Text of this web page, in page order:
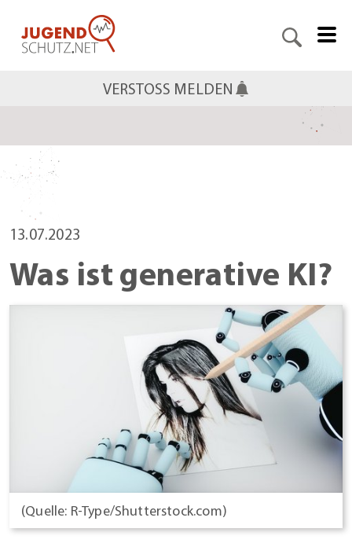
VERSTOSS MELDEN
13.07.2023
Was ist generative KI?
(Quelle: R-Type/Shutterstock.com)